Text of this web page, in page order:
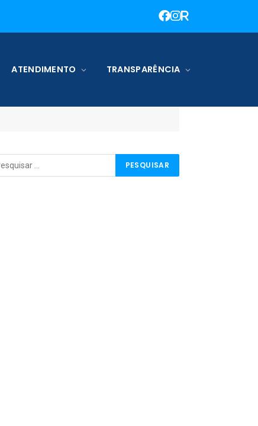
ATENDIMENTO TRANSPARÊNCIA